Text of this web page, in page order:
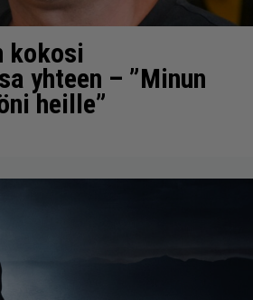
kokosi
yhteen – ”Minun
heille”